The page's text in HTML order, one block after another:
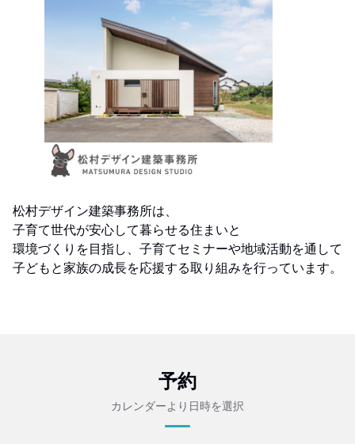
松村デザイン建築事務所は、
子育て世代が安心して暮らせる住まいと
環境づくりを目指し、子育てセミナーや地域活動を通して
子どもと家族の成長を応援する取り組みを行っています。
予約
カレンダーより日時を選択